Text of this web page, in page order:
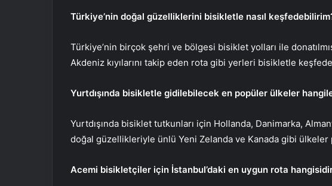
Türkiye’nin doğal güzelliklerini bisikletle nasıl
Türkiye’nin birçok şehri ve bölgesi bisiklet yolları ile
Akdeniz kıyılarını takip eden rota gibi yerleri bisikletle
Yurtdışında bisikletle gidilebilecek en popüler ülkeler
Yurtdışında bisiklet tutkunları için Hollanda, Danimarka,
doğal güzellikleriyle ünlü Yeni Zelanda ve Kanada gibi ülkeler
Acemi bisikletçiler için İstanbul’daki en uygun rota